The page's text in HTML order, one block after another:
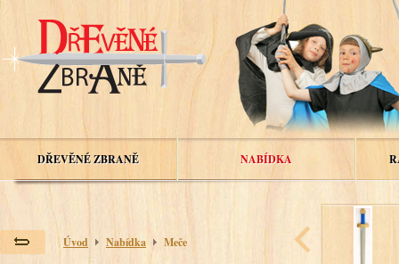
DŘEVĚNÉ ZBRANĚ NABÍDKA
Úvod Nabídka Meče